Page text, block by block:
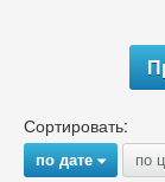
Сортировать:
по дате{ по